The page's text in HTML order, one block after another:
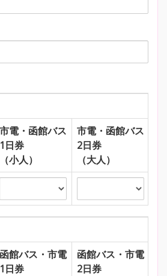
市電・函館バス
1日券
（小人）
市電・函館バス
2日券
（大人）
函館バス・市電
1日券
函館バス・市電
2日券